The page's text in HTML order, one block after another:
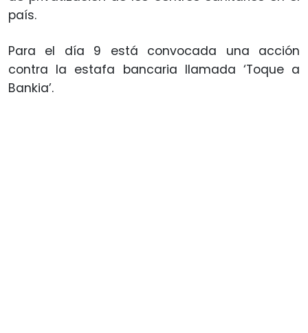
país.
Para el día 9 está convocada una acción
contra la estafa bancaria llamada ‘Toque a
Bankia’.